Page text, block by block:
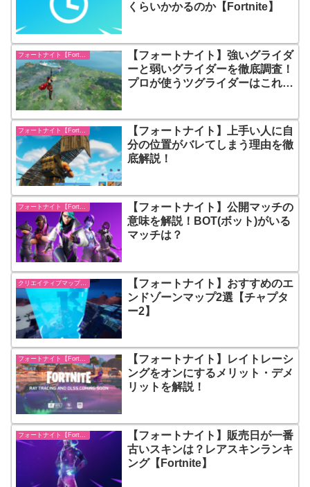
くらいかかるのか【Fortnite】
【フォートナイト】強いグライダ
ーと弱いグライダーを徹底調査！
プロが使うツグライダーはこれ
フォートナイト【Fortnite】
【フォートナイト】上手い人に自
分の位置がバレてしまう理由を徹
底解説！
フォートナイト【Fortnite】
【フォートナイト】公開マッチの
意味を解説！BOT(ボット)がいる
マッチは？
クリエイティブマップ紹介
【フォートナイト】おすすめのエ
ンドゾーンマップ2選【チャプタ
ー2】
フォートナイト【Fortnite】
【フォートナイト】レイトレーシ
ングをオンにするメリット・デメ
リットを解説！
フォートナイト【Fortnite】
【フォートナイト】販売日が一番
古いスキンは？レアスキンランキ
ング【Fortnite】